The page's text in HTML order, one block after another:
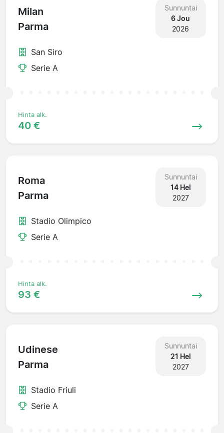
Milan
Parma
Sunnuntai
6 Jou
2026
San Siro
Serie A
Hinta alk.
40 €
Roma
Parma
Sunnuntai
14 Hel
2027
Stadio Olimpico
Serie A
Hinta alk.
93 €
Udinese
Parma
Sunnuntai
21 Hel
2027
Stadio Friuli
Serie A